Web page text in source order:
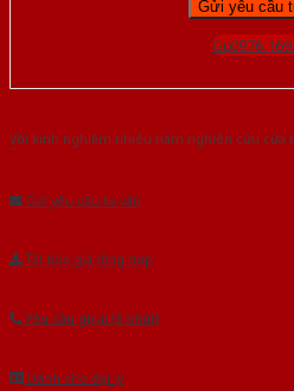
Gọi
Với kinh nghiệm nhiêu năm nghiên cứu cửa
Gửi yêu cầu tư vấn
Tải báo giá tổng hợp
Yêu cầu gọi lại (3 phút)
Dành cho đại lý